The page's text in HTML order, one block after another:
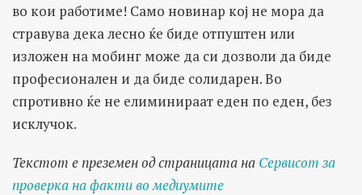
во кои работиме! Само новинар кој не мора да
стравува дека лесно ќе биде отпуштен или
изложен на мобинг може да си дозволи да биде
професионален и да биде солидарен. Во
спротивно ќе не елиминираат еден по еден, без
исклучок.
Текстот е преземен од страницата на Сервисот за
проверка на факти во медиумите